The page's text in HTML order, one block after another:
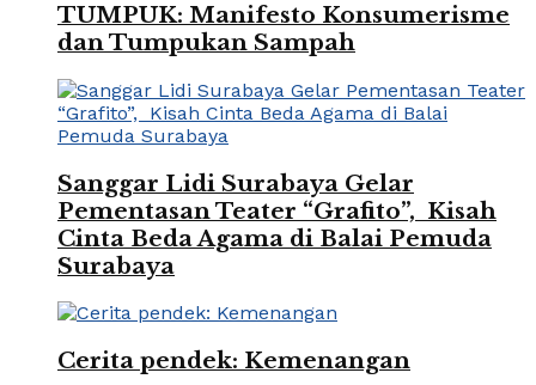
TUMPUK: Manifesto Konsumerisme
dan Tumpukan Sampah
Sanggar Lidi Surabaya Gelar
Pementasan Teater “Grafito”, Kisah
Cinta Beda Agama di Balai Pemuda
Surabaya
Cerita pendek: Kemenangan